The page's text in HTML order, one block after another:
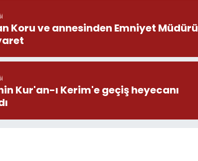
Koru ve annesinden Emniyet Müdürü
Kur'an-ı Kerim'e geçiş heyecanı